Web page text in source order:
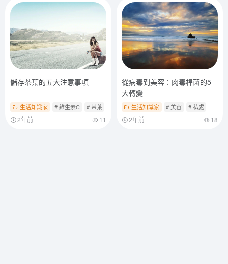
儲存茶葉的五大注意事項
生活知識家 # 維生素C # 茶葉
2年前 11
從病毒到美容：肉毒桿菌的5
大轉變
生活知識家 # 美容 # 私處
2年前 18